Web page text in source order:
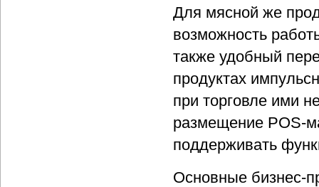
Для мясной же
возможность
также удобный
продуктах
при торговле ими
размещение POS-
поддерживать
Основные бизнес-